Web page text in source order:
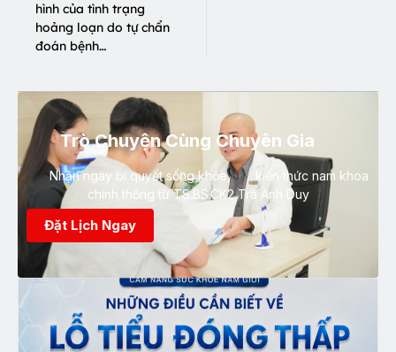
hình của tình trạng
hoảng loạn do tự chẩn
đoán bệnh…
Trò Chuyện Cùng Chuyên Gia
Nhận ngay bí quyết sống khỏe, kiến thức nam khoa
chính thống từ TS.BS.CK2 Trà Anh Duy
Đặt Lịch Ngay